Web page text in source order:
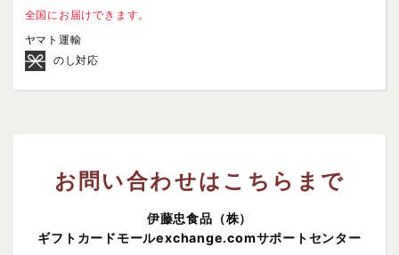
全国にお届けできます。
ヤマト運輸
のし対応
お問い合わせはこちらまで
伊藤忠食品（株）
ギフトカードモールexchange.comサポートセンター